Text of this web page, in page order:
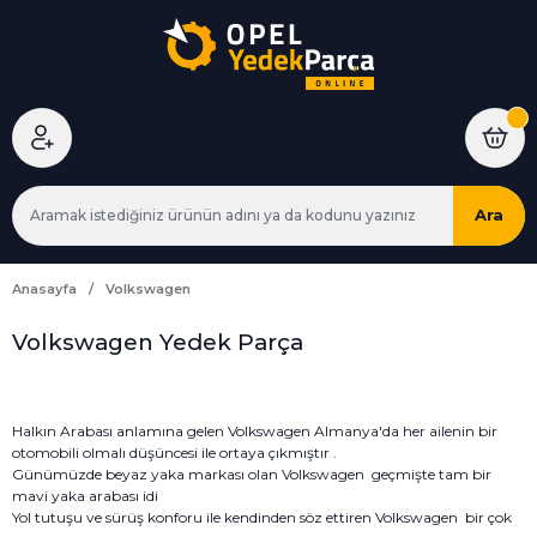
Ara
Anasayfa Volkswagen
Volkswagen Yedek Parça
Halkın Arabası anlamına gelen Volkswagen Almanya'da her ailenin bir
otomobili olmalı düşüncesi ile ortaya çıkmıştır .
Günümüzde beyaz yaka markası olan Volkswagen geçmişte tam bir
mavi yaka arabası idi
Yol tutuşu ve sürüş konforu ile kendinden söz ettiren Volkswagen bir çok